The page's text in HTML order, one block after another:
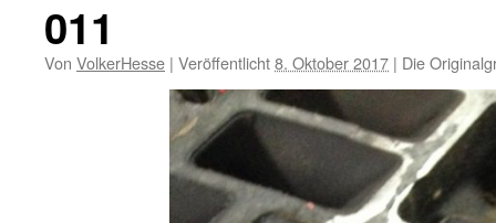
011
Von VolkerHesse | Veröffentlicht8. Oktober 2017 | Die